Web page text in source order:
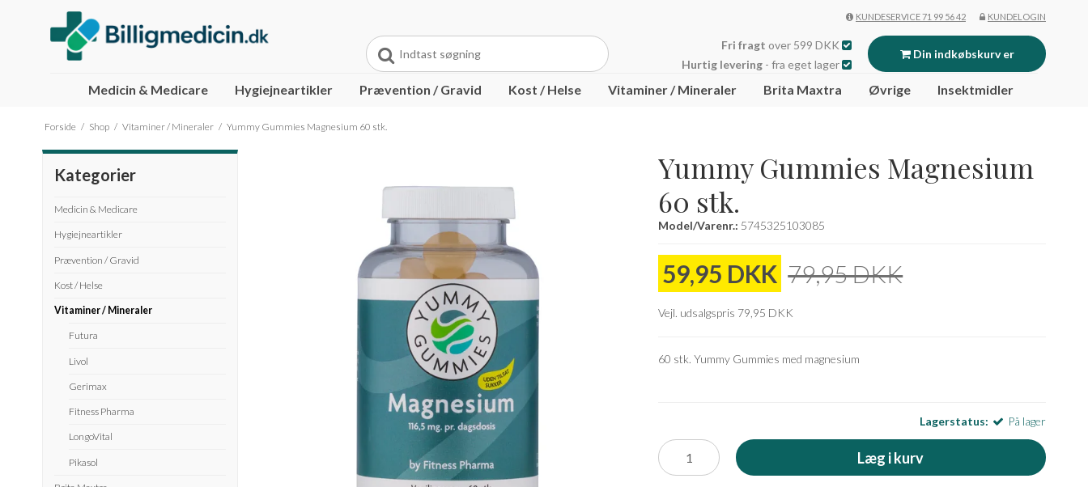
KUNDESERVICE 71 99 56 42 KUNDELOGIN
Fri fragt over 599 DKK
Hurtig levering - fra eget lager
Din indkøbskurv er
tom
Medicin & Medicare Hygiejneartikler Prævention / Gravid Kost / Helse Vitaminer / Mineraler Brita Maxtra Øvrige Insektmidler
Forside / Shop / Vitaminer / Mineraler / Yummy Gummies Magnesium 60 stk.
Kategorier
Medicin & Medicare
Hygiejneartikler
Prævention / Gravid
Kost / Helse
Vitaminer / Mineraler
Futura
Livol
Gerimax
Fitness Pharma
LongoVital
Pikasol
Yummy Gummies Magnesium
60 stk.
Model/Varenr.: 5745325103085
59,95 DKK 79,95 DKK
Vejl. udsalgspris 79,95 DKK
60 stk. Yummy Gummies med magnesium
Lagerstatus: På lager
Læg i kurv